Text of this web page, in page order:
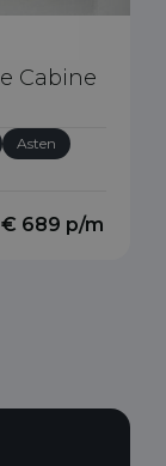
Cabine
Asten
€ 689 p/m